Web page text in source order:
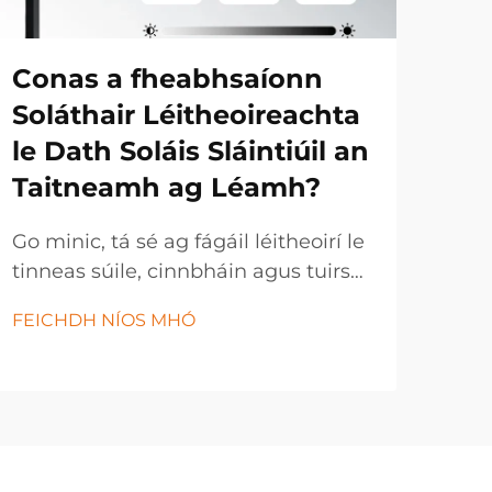
Conas a fheabhsaíonn
Soláthair Léitheoireachta
le Dath Soláis Sláintiúil an
Taitneamh ag Léamh?
Go minic, tá sé ag fágáil léitheoirí le
tinneas súile, cinnbháin agus tuirse i
go háirithe nuair a úsáideann siad
FEICHDH NÍOS MHÓ